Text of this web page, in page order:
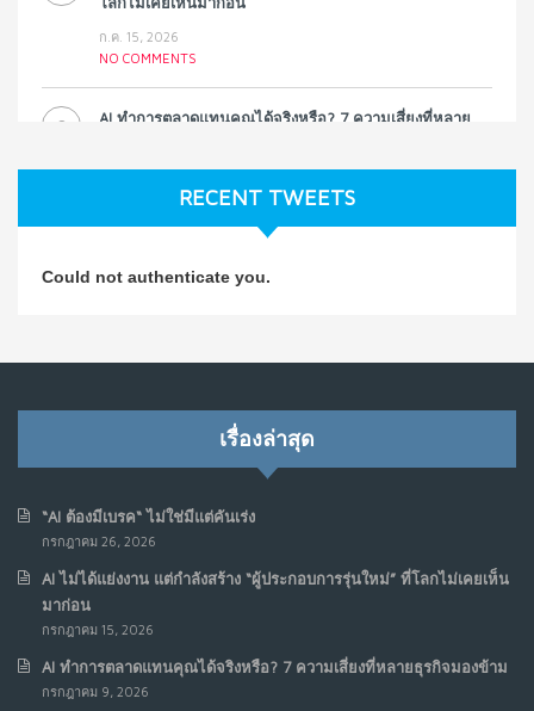
ก.ค. 15, 2026
NO COMMENTS
3
AI ทำการตลาดแทนคุณได้จริงหรือ? 7 ความเสี่ยงที่หลาย
NO COMMENTS
Koe ในแบบอาจารย์บอม
รัฐอาจเป็นจุดเริ่มต้นของ “ขบวนการประท้วงดิจิทัล” ครั้งใหม่
6
7
เมื่อรัฐบาลเริ่มคิดแบบแพลตฟอร์ม : AI กำลังเปลี่ยนรัฐ
ราชการไปตลอดกาล
RECENT TWEETS
Could not authenticate you.
เรื่องล่าสุด
“AI ต้องมีเบรค“ ไม่ใช่มีแต่คันเร่ง
กรกฎาคม 26, 2026
AI ไม่ได้แย่งงาน แต่กำลังสร้าง “ผู้ประกอบการรุ่นใหม่” ที่โลกไม่เคยเห็น
มาก่อน
กรกฎาคม 15, 2026
AI ทำการตลาดแทนคุณได้จริงหรือ? 7 ความเสี่ยงที่หลายธุรกิจมองข้าม
กรกฎาคม 9, 2026